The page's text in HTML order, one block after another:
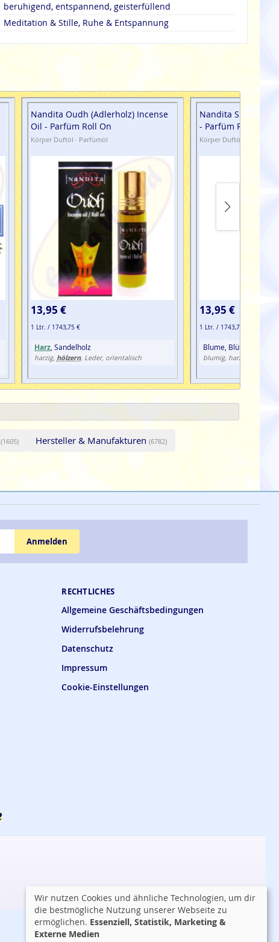
beruhigend, entspannend, geisterfüllend
Meditation & Stille, Ruhe & Entspannung
Nandita Oudh (Adlerholz) Incense
Oil - Parfüm Roll On
Körper Duftöl · Parfümöl
13,95 €
1 Ltr. / 1743,75 €
Harz, Sandelholz
harzig, hölzern, Leder, orientalisch
Nandita Super
- Parfüm Roll On
Körper Duftöl · Parfümöl
13,95 €
1 Ltr. / 1743,75 €
Blume, Blüte, Gewürz,
blumig, harzig,
(1605) Hersteller & Manufakturen (6782)
RECHTLICHES
Allgemeine Geschäftsbedingungen
Widerrufsbelehrung
Datenschutz
Impressum
Cookie-Einstellungen
Anmelden
Wir nutzen Cookies und ähnliche Technologien, um dir
die bestmögliche Nutzung unserer Webseite zu
ermöglichen. Essenziell, Statistik, Marketing &
Externe Medien